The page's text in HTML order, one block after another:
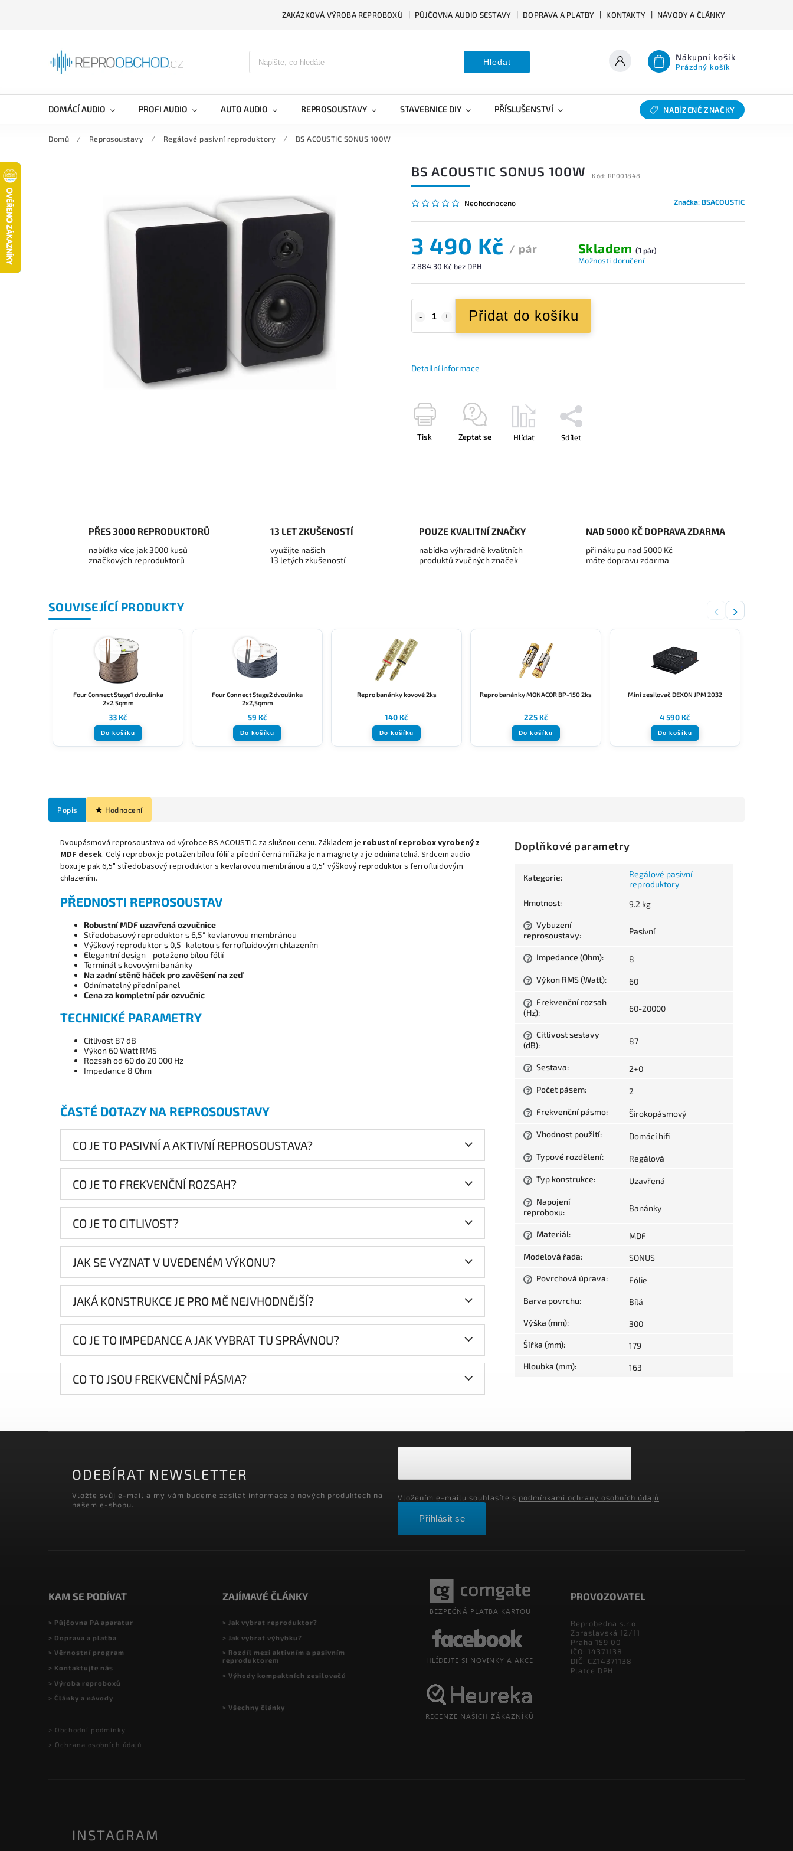
ZAKÁZKOVÁ VÝROBA REPROBOXŮ PŮJČOVNA AUDIO SESTAVY DOPRAVA A PLATBY KONTAKTY NÁVODY A ČLÁNKY
Hledat Nákupní košík
Prázdný košík
DOMÁCÍ AUDIO PROFI AUDIO AUTO AUDIO REPROSOUSTAVY STAVEBNICE DIY PŘÍSLUŠENSTVÍ SLEVY BAZAR
NABÍZENÉ ZNAČKY
Domů / Reprosoustavy / Regálové pasivní reproduktory / BS ACOUSTIC SONUS 100W
BS ACOUSTIC SONUS 100W Kód: RP001848
Neohodnoceno Značka: BSACOUSTIC
3 490 Kč / pár
2 884,30 Kč bez DPH
Skladem (1 pár)
Možnosti doručení
Přidat do košíku
Detailní informace
Tisk Zeptat se Hlídat Sdílet
PŘES 3000 REPRODUKTORŮ
nabídka více jak 3000 kusů
značkových reproduktorů
13 LET ZKUŠENOSTÍ
využijte našich
13 letých zkušeností
POUZE KVALITNÍ ZNAČKY
nabídka výhradně kvalitních
produktů zvučných značek
NAD 5000 KČ DOPRAVA ZDARMA
při nákupu nad 5000 Kč
máte dopravu zdarma
SOUVISEJÍCÍ PRODUKTY ‹ ›
Four Connect Stage1 dvoulinka
2x2,5qmm
33 Kč
Do košíku
Four Connect Stage2 dvoulinka
2x2,5qmm
59 Kč
Do košíku
Repro banánky kovové 2ks
140 Kč
Do košíku
Repro banánky MONACOR BP-150 2ks
225 Kč
Do košíku
Mini zesilovač DEXON JPM 2032
4 590 Kč
Do košíku
Popis Hodnocení
Dvoupásmová reprosoustava od výrobce BS ACOUSTIC za slušnou cenu. Základem je robustní reprobox vyrobený z
MDF desek. Celý reprobox je potažen bílou fólií a přední černá mřížka je na magnety a je odnímatelná. Srdcem audio
boxu je pak 6,5" středobasový reproduktor s kevlarovou membránou a 0,5" výškový reproduktor s ferrofluidovým
chlazením.
PŘEDNOSTI REPROSOUSTAV
Robustní MDF uzavřená ozvučnice
Středobasový reproduktor s 6,5" kevlarovou membránou
Výškový reproduktor s 0,5" kalotou s ferrofluidovým chlazením
Elegantní design - potaženo bílou fólií
Terminál s kovovými banánky
Na zadní stěně háček pro zavěšení na zeď
Odnímatelný přední panel
Cena za kompletní pár ozvučnic
TECHNICKÉ PARAMETRY
Citlivost 87 dB
Výkon 60 Watt RMS
Rozsah od 60 do 20 000 Hz
Impedance 8 Ohm
ČASTÉ DOTAZY NA REPROSOUSTAVY
CO JE TO PASIVNÍ A AKTIVNÍ REPROSOUSTAVA?
CO JE TO FREKVENČNÍ ROZSAH?
CO JE TO CITLIVOST?
JAK SE VYZNAT V UVEDENÉM VÝKONU?
JAKÁ KONSTRUKCE JE PRO MĚ NEJVHODNĚJŠÍ?
CO JE TO IMPEDANCE A JAK VYBRAT TU SPRÁVNOU?
CO TO JSOU FREKVENČNÍ PÁSMA?
Doplňkové parametry
Kategorie:
Regálové pasivní
reproduktory
Hmotnost: 9.2 kg
?
Vybuzení
reprosoustavy: Pasivní
? Impedance (Ohm): 8
? Výkon RMS (Watt): 60
?
Frekvenční rozsah
(Hz): 60-20000
?
Citlivost sestavy
(dB): 87
? Sestava: 2+0
? Počet pásem: 2
? Frekvenční pásmo: Širokopásmový
? Vhodnost použití: Domácí hifi
? Typové rozdělení: Regálová
? Typ konstrukce: Uzavřená
?
Napojení
reproboxu: Banánky
? Materiál: MDF
Modelová řada: SONUS
? Povrchová úprava: Fólie
Barva povrchu: Bílá
Výška (mm): 300
Šířka (mm): 179
Hloubka (mm): 163
ODEBÍRAT NEWSLETTER
Vložte svůj e-mail a my vám budeme zasílat informace o nových produktech na
našem e-shopu.
Vložením e-mailu souhlasíte s podmínkami ochrany osobních údajů
Přihlásit se
KAM SE PODÍVAT
> Půjčovna PA aparatur
> Doprava a platba
> Věrnostní program
> Kontaktujte nás
> Výroba reproboxů
> Články a návody
> Obchodní podmínky
> Ochrana osobních údajů
ZAJÍMAVÉ ČLÁNKY
> Jak vybrat reproduktor?
> Jak vybrat výhybku?
> Rozdíl mezi aktivním a pasivním
reproduktorem
> Výhody kompaktních zesilovačů
> Všechny články
PROVOZOVATEL
Reprobedna s.r.o.
Zbraslavská 12/11
Praha 159 00
IČO: 14371138
DIČ: CZ14371138
Platce DPH
INSTAGRAM